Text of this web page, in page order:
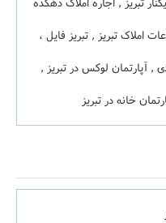
املاک تبریز , تبریز فایل ،
, آپارتمان لوکس در تبریز ,
خانه در تبریز